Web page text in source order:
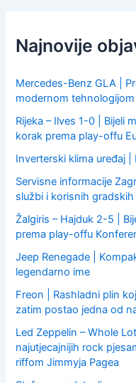
f
o
:
Najnovije
Mercedes-Benz GLA |
modernom
Rijeka – Ilves 1-0 | Bijeli
korak prema play-offu
Inverterski klima uređaj |
Servisne informacije
službi i korisnih
Žalgiris – Hajduk 2-5 |
prema play-offu
Jeep Renegade |
legendarno ime
Freon | Rashladni plin
zatim postao jedna od
Led Zeppelin – Whole
najutjecajnijih rock
riffom Jimmyja Pagea